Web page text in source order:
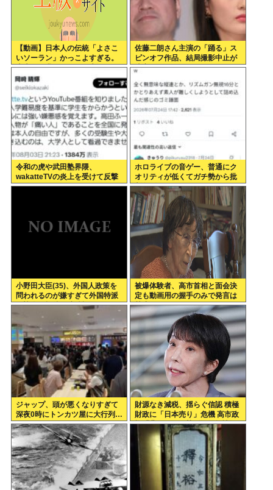
【動画】日本人の伝統「よさこ
いソーラン」かっこよすぎる。
古来から我々のDNAに刻まれた
踊り
佐藤二朗さん主演の「踊る」ス
ピンオフ作品、結局撮影中止が
決定www
令和の虎や武田塾界隈、
wakatteTVの炎上を受けて反撃
開始
ホロライブの音ゲー、普通にク
オリティが低くてガチ勢から批
判殺到www
小野田大臣(35)、外国人政策を
問われるのが嫌すぎて外国特派
員協会の招待を連続拒否www
被爆体験者、高市首相と面会決
定も動画用の握手のみで発言は
禁止www
ジャップ、頭が悪くなりすぎて
深夜0時にトンカツ屋に大行列…
財源なき減税、揺らぐ信認 積極
財政に「日本売り」危機 高市政
権「悲願」に固執〔深層探訪〕